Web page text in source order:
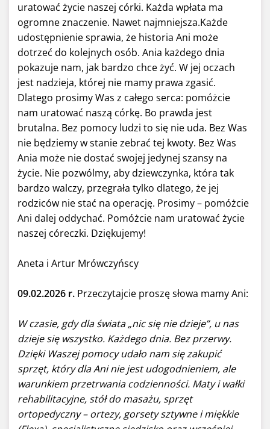
uratować życie naszej córki. Każda wpłata ma
ogromne znaczenie. Nawet najmniejsza.Każde
udostępnienie sprawia, że historia Ani może
dotrzeć do kolejnych osób. Ania każdego dnia
pokazuje nam, jak bardzo chce żyć. W jej oczach
jest nadzieja, której nie mamy prawa zgasić.
Dlatego prosimy Was z całego serca: pomóżcie
nam uratować naszą córkę. Bo prawda jest
brutalna. Bez pomocy ludzi to się nie uda. Bez Was
nie będziemy w stanie zebrać tej kwoty. Bez Was
Ania może nie dostać swojej jedynej szansy na
życie. Nie pozwólmy, aby dziewczynka, która tak
bardzo walczy, przegrała tylko dlatego, że jej
rodziców nie stać na operację. Prosimy – pomóżcie
Ani dalej oddychać. Pomóżcie nam uratować życie
naszej córeczki. Dziękujemy!
Aneta i Artur Mrówczyńscy
09.02.2026 r. Przeczytajcie proszę słowa mamy Ani:
W czasie, gdy dla świata „nic się nie dzieje”, u nas
dzieje się wszystko. Każdego dnia. Bez przerwy.
Dzięki Waszej pomocy udało nam się zakupić
sprzęt, który dla Ani nie jest udogodnieniem, ale
warunkiem przetrwania codzienności. Maty i wałki
rehabilitacyjne, stół do masażu, sprzęt
ortopedyczny – ortezy, gorsety sztywne i miękkie